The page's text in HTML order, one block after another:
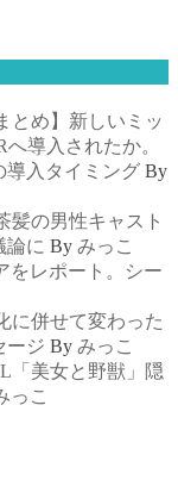
とめ】新しいミッ
導入されたか。
導入タイミング By
髪の男性キャスト
論に By みっこ
をレポート。シー
に併せて変わった
ージ By みっこ
「美女と野獣」隠
っこ